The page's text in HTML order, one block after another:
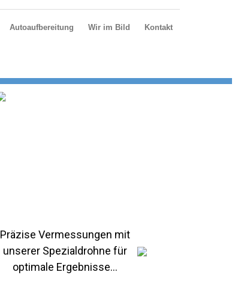
Autoaufbereitung Wir im Bild Kontakt
Präzise Vermessungen mit
unserer Spezialdrohne für
optimale Ergebnisse...